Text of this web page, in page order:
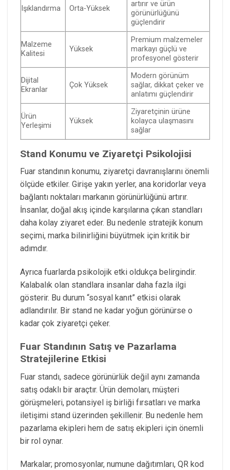
Işıklandırma Orta-Yüksek
artırır ve ürün
görünürlüğünü
güçlendirir
Malzeme
Kalitesi
Yüksek
Premium malzemeler
markayı güçlü ve
profesyonel gösterir
Dijital
Ekranlar
Çok Yüksek
Modern görünüm
sağlar, dikkat çeker ve
anlatımı güçlendirir
Ürün
Yerleşimi
Yüksek
Ziyaretçinin ürüne
kolayca ulaşmasını
sağlar
Stand Konumu ve Ziyaretçi Psikolojisi
Fuar standının konumu, ziyaretçi davranışlarını önemli
ölçüde etkiler. Girişe yakın yerler, ana koridorlar veya
bağlantı noktaları markanın görünürlüğünü artırır.
İnsanlar, doğal akış içinde karşılarına çıkan standları
daha kolay ziyaret eder. Bu nedenle stratejik konum
seçimi, marka bilinirliğini büyütmek için kritik bir
adımdır.
Ayrıca fuarlarda psikolojik etki oldukça belirgindir.
Kalabalık olan standlara insanlar daha fazla ilgi
gösterir. Bu durum “sosyal kanıt” etkisi olarak
adlandırılır. Bir stand ne kadar yoğun görünürse o
kadar çok ziyaretçi çeker.
Fuar Standının Satış ve Pazarlama
Stratejilerine Etkisi
Fuar standı, sadece görünürlük değil aynı zamanda
satış odaklı bir araçtır. Ürün demoları, müşteri
görüşmeleri, potansiyel iş birliği fırsatları ve marka
iletişimi stand üzerinden şekillenir. Bu nedenle hem
pazarlama ekipleri hem de satış ekipleri için önemli
bir rol oynar.
Markalar; promosyonlar, numune dağıtımları, QR kod